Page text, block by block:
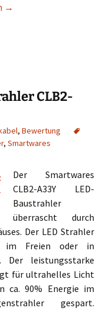
20 Watt
→
CLB2-
, Bewertung
, Smartwares
Der Smartwares
CLB2-A33Y LED-
Baustrahler
überrascht durch
Der LED Strahler
im Freien oder in
Der leistungsstarke
für ultrahelles Licht
ca. 90% Energie im
gespart.
33W